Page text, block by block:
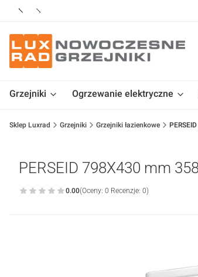
Grzejniki Ogrzewanie elektryczne
Sklep Luxrad Grzejniki Grzejniki łazienkowe
PERSEID 798X430 mm
0.00(Oceny: 0 Recenzje: 0)